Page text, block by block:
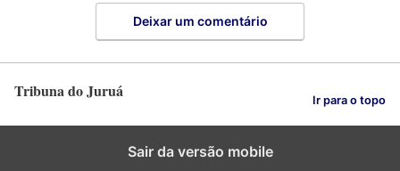
Deixar um comentário
Tribuna do Juruá Ir para o topo
Sair da versão mobile